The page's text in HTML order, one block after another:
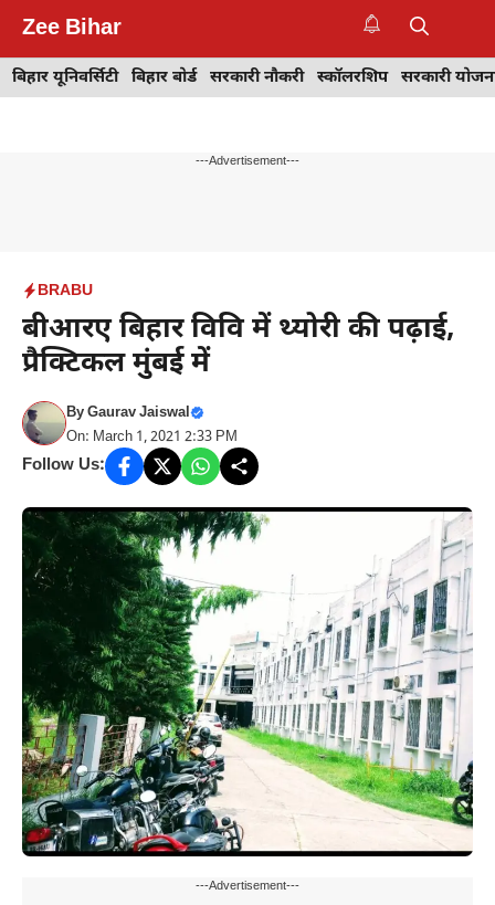
content
Zee Bihar
बिहार यूनिवर्सिटी बिहार बोर्ड सरकारी नौकरी स्कॉलरशिप सरकारी
---Advertisement---
BRABU
बीआरए बिहार विवि में थ्योरी की पढ़ाई,
प्रैक्टिकल मुंबई में
ByGaurav Jaiswal
On: March 1, 2021 2:33 PM
Follow Us:
---Advertisement---